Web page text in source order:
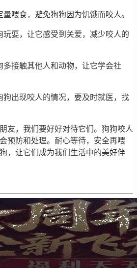
喂食，避免狗狗因为饥饿而咬人。
玩耍，让它感受到关爱，减少咬人的
多接触其他人和动物，让它学会社
狗出现咬人的情况，要及时就医，找
友，我们要好好对待它们。狗狗咬人
预防和处理。耐心等待，安全再喂
，让它们成为我们生活中的美好伴